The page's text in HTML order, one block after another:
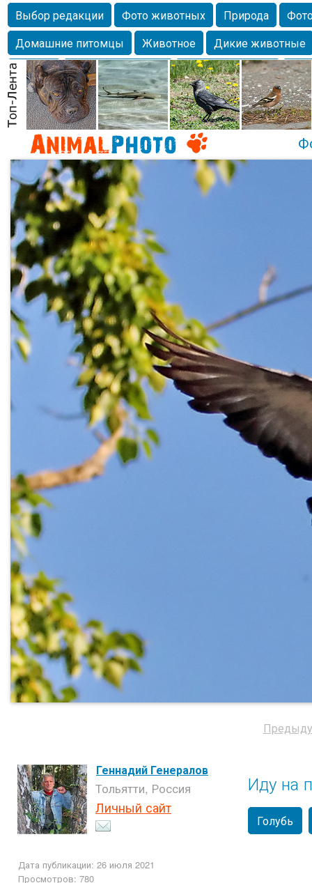
Выбор редакции Фото животных Природа
Домашние питомцы
Животное
Дикие животные
Собаки
Alexanderandronik Млекопитающие
Морда
Собачка Осень Портрет
Домашние
Насекомое
Коты Lebert Дикие птицы Утка
Геннадий Генералов
Тольятти, Россия
Личный сайт
Иду на
Голубь
Дата публикации: 26 июля 2021
Просмотров: 780